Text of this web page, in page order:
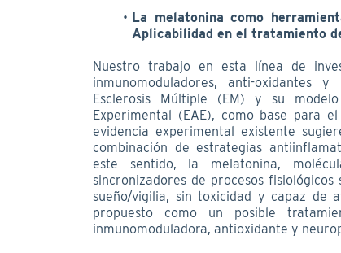
La melatonina como
Aplicabilidad en el tratamiento
Nuestro trabajo en esta línea de
inmunomoduladores, anti-oxidantes
Esclerosis Múltiple (EM) y su
Experimental (EAE), como base para
evidencia experimental existente
combinación de estrategias
este sentido, la melatonina,
sincronizadores de procesos
sueño/vigilia, sin toxicidad y capaz de
propuesto como un posible
inmunomoduladora, antioxidante y